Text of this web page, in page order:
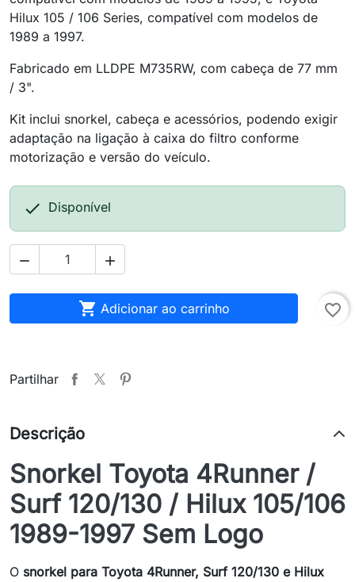
Hilux 105 / 106 Series, compatível com modelos de
1989 a 1997.
Fabricado em LLDPE M735RW, com cabeça de 77 mm
/ 3".
Kit inclui snorkel, cabeça e acessórios, podendo exigir
adaptação na ligação à caixa do filtro conforme
motorização e versão do veículo.
 Disponível
 
 Adicionar ao carrinho favorite_border
Partilhar
Descrição
Snorkel Toyota 4Runner /
Surf 120/130 / Hilux 105/106
1989-1997 Sem Logo
O snorkel para Toyota 4Runner, Surf 120/130 e Hilux